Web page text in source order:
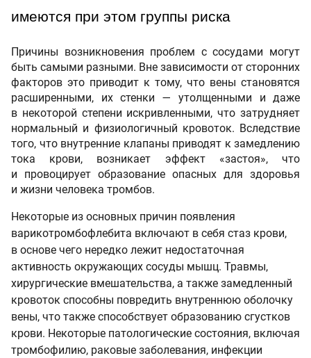
имеются при этом группы риска
Причины возникновения проблем с сосудами могут
быть самыми разными. Вне зависимости от сторонних
факторов это приводит к тому, что вены становятся
расширенными, их стенки — утолщенными и даже
в некоторой степени искривленными, что затрудняет
нормальный и физиологичный кровоток. Вследствие
того, что внутренние клапаны приводят к замедлению
тока крови, возникает эффект «застоя», что
и провоцирует образование опасных для здоровья
и жизни человека тромбов.
Некоторые из основных причин появления
варикотромбофлебита включают в себя стаз крови,
в основе чего нередко лежит недостаточная
активность окружающих сосуды мышц. Травмы,
хирургические вмешательства, а также замедленный
кровоток способны повредить внутреннюю оболочку
вены, что также способствует образованию сгустков
крови. Некоторые патологические состояния, включая
тромбофилию, раковые заболевания, инфекции